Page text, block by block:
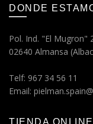
DONDE
Pol. Ind. "El Mugron"
02640 Almansa
Telf: 967 34 56 11
Email:
TIENDA ONLINE